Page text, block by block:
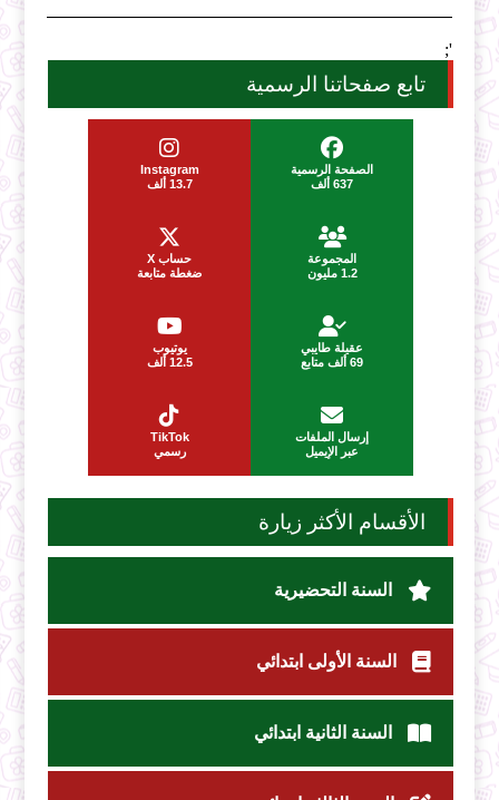
';
تابع صفحاتنا الرسمية
الصفحة الرسمية
637 ألف
Instagram
13.7 ألف
المجموعة
1.2 مليون
حساب X
ضغطة متابعة
عقيلة طايبي
69 ألف متابع
يوتيوب
12.5 ألف
إرسال الملفات
عبر الإيميل
TikTok
رسمي
الأقسام الأكثر زيارة
السنة التحضيرية
السنة الأولى ابتدائي
السنة الثانية ابتدائي